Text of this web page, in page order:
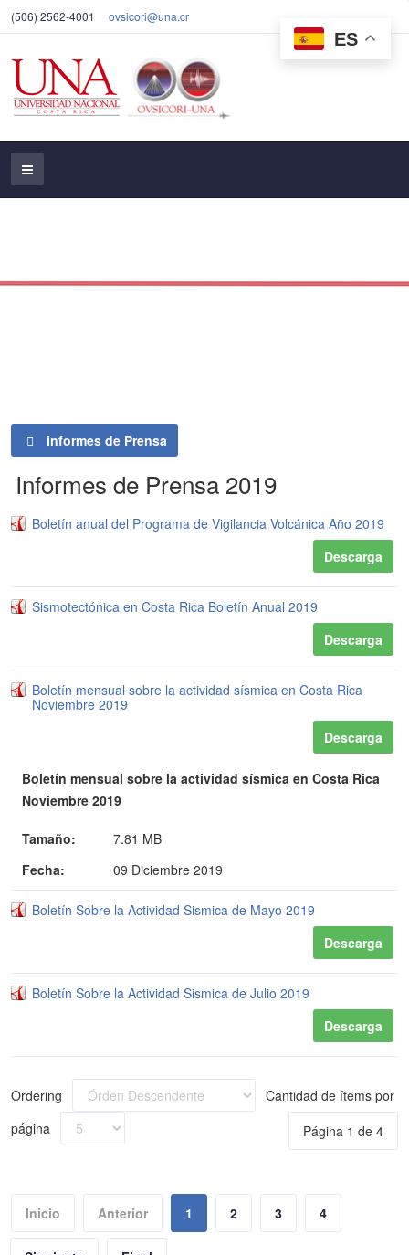
(506) 2562-4001 ovsicori@una.cr
ES
Informes de Prensa
Informes de Prensa 2019
Boletín anual del Programa de Vigilancia Volcánica Año 2019
Descarga
Sismotectónica en Costa Rica Boletín Anual 2019
Descarga
Boletín mensual sobre la actividad sísmica en Costa Rica
Noviembre 2019
Descarga
Boletín mensual sobre la actividad sísmica en Costa Rica
Noviembre 2019
Tamaño:
7.81 MB
Fecha:
09 Diciembre 2019
Boletín Sobre la Actividad Sismica de Mayo 2019
Descarga
Boletín Sobre la Actividad Sismica de Julio 2019
Descarga
Ordering
Cantidad de ítems por
página
Página 1 de 4
Inicio Anterior 1 2 3 4